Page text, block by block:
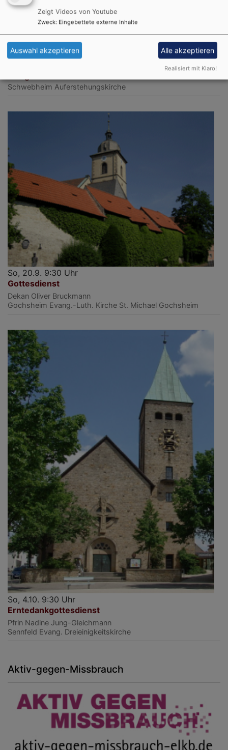
Schwebheim Auferstehungskirche
So, 20.9. 9:30 Uhr
Gottesdienst
Dekan Oliver Bruckmann
Gochsheim Evang.-Luth. Kirche St. Michael Gochsheim
So, 4.10. 9:30 Uhr
Erntedankgottesdienst
Pfrin Nadine Jung-Gleichmann
Sennfeld Evang. Dreieinigkeitskirche
Aktiv-gegen-Missbrauch
Zeigt Videos von Youtube
Zweck: Eingebettete externe Inhalte
Auswahl akzeptieren Alle akzeptieren
Realisiert mit Klaro!